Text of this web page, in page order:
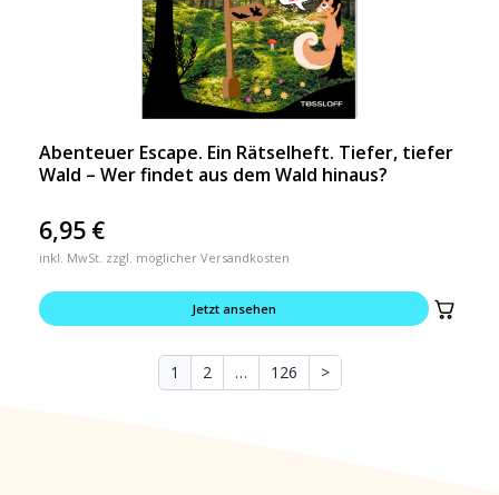
Abenteuer Escape. Ein Rätselheft. Tiefer, tiefer
Wald – Wer findet aus dem Wald hinaus?
6,95 €
inkl. MwSt. zzgl. möglicher Versandkosten
Jetzt ansehen
1 2 … 126 >